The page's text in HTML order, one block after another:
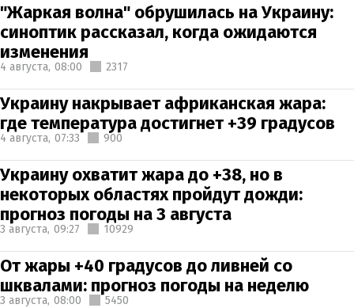
"Жаркая волна" обрушилась на Украину:
синоптик рассказал, когда ожидаются
изменения
4 августа, 08:00 2317
Украину накрывает африканская жара:
где температура достигнет +39 градусов
4 августа, 07:33 900
Украину охватит жара до +38, но в
некоторых областях пройдут дожди:
прогноз погоды на 3 августа
3 августа, 09:27 10929
От жары +40 градусов до ливней со
шквалами: прогноз погоды на неделю
3 августа, 08:00 5450